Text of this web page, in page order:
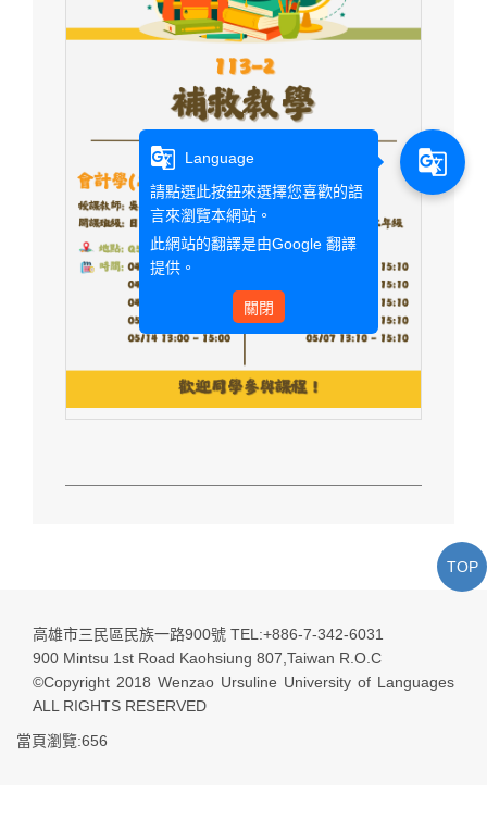
高雄市三民區民族一路900號 TEL:+886-7-342-6031
900 Mintsu 1st Road Kaohsiung 807,Taiwan R.O.C
©Copyright 2018 Wenzao Ursuline University of Languages
ALL RIGHTS RESERVED
當頁瀏覽:656
TOP
g_translate
Language
請點選此按鈕來選擇您喜歡的語
言來瀏覽本網站。
此網站的翻譯是由Google 翻譯
提供。
關閉
g_translate